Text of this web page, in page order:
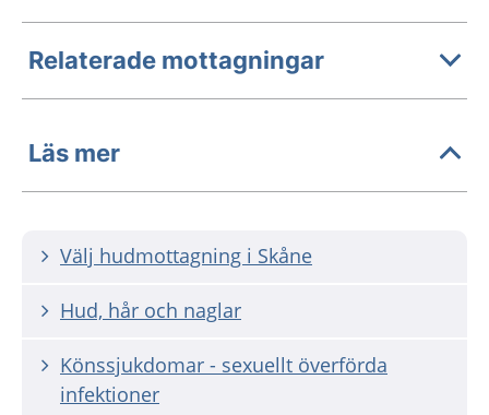
Relaterade mottagningar
Läs mer
Välj hudmottagning i Skåne
Hud, hår och naglar
Könssjukdomar - sexuellt överförda
infektioner